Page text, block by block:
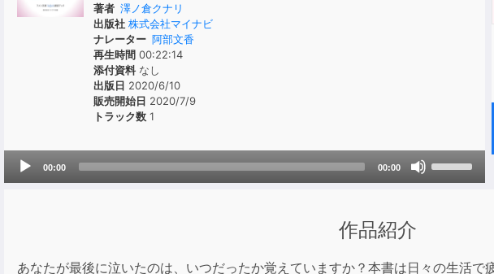
著者 澤ノ倉クナリ
出版社 株式会社マイナビ
ナレーター 阿部文香
再生時間 00:22:14
添付資料なし
出版日 2020/6/10
販売開始日 2020/7/9
トラック数 1
Audio
00:00 00:00
作品紹介
あなたが最後に泣いたのは、いつだったか覚えていますか？本書は日々の生活で